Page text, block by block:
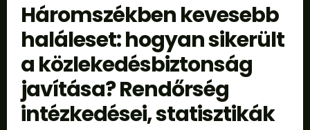
Háromszékben kevesebb
haláleset: hogyan sikerült
a közlekedésbiztonság
javítása? Rendőrség
intézkedései, statisztikák